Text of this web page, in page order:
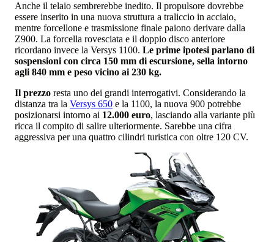
Anche il telaio sembrerebbe inedito. Il propulsore dovrebbe
essere inserito in una nuova struttura a traliccio in acciaio,
mentre forcellone e trasmissione finale paiono derivare dalla
Z900. La forcella rovesciata e il doppio disco anteriore
ricordano invece la Versys 1100. Le prime ipotesi parlano di
sospensioni con circa 150 mm di escursione, sella intorno
agli 840 mm e peso vicino ai 230 kg.
Il prezzo resta uno dei grandi interrogativi. Considerando la
distanza tra la Versys 650 e la 1100, la nuova 900 potrebbe
posizionarsi intorno ai 12.000 euro, lasciando alla variante più
ricca il compito di salire ulteriormente. Sarebbe una cifra
aggressiva per una quattro cilindri turistica con oltre 120 CV.